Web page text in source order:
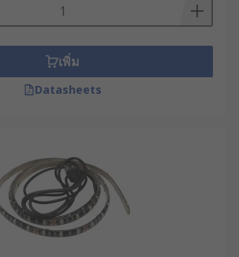
เพิ่ม
Datasheets